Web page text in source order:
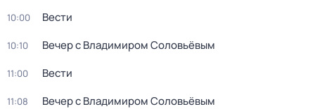
10:00 Вести
10:10 Вечер с Владимиром Соловьёвым
11:00 Вести
11:08 Вечер с Владимиром Соловьёвым